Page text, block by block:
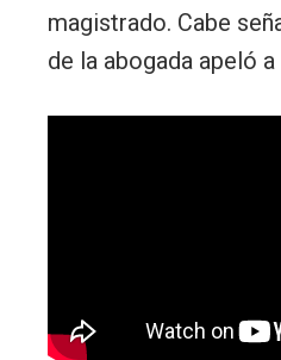
magistrado. Cabe
de la abogada apeló